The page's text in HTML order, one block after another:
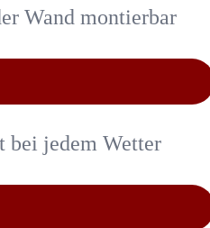
Wand montierbar
jedem Wetter